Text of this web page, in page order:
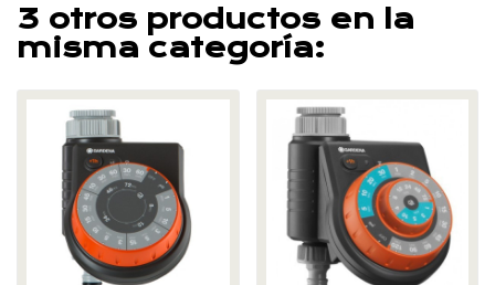
3 otros productos en la
misma categoría: